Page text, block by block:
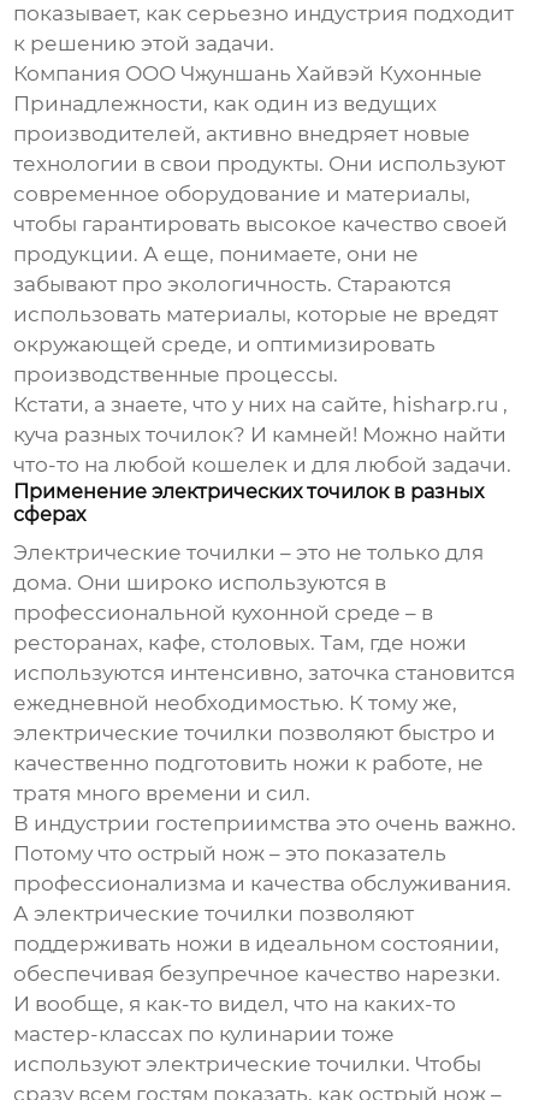
показывает, как серьезно индустрия подходит
к решению этой задачи.
Компания ООО Чжуншань Хайвэй Кухонные
Принадлежности, как один из ведущих
производителей, активно внедряет новые
технологии в свои продукты. Они используют
современное оборудование и материалы,
чтобы гарантировать высокое качество своей
продукции. А еще, понимаете, они не
забывают про экологичность. Стараются
использовать материалы, которые не вредят
окружающей среде, и оптимизировать
производственные процессы.
Кстати, а знаете, что у них на сайте, hisharp.ru ,
куча разных точилок? И камней! Можно найти
что-то на любой кошелек и для любой задачи.
Применение электрических точилок в разных
сферах
Электрические точилки – это не только для
дома. Они широко используются в
профессиональной кухонной среде – в
ресторанах, кафе, столовых. Там, где ножи
используются интенсивно, заточка становится
ежедневной необходимостью. К тому же,
электрические точилки позволяют быстро и
качественно подготовить ножи к работе, не
тратя много времени и сил.
В индустрии гостеприимства это очень важно.
Потому что острый нож – это показатель
профессионализма и качества обслуживания.
А электрические точилки позволяют
поддерживать ножи в идеальном состоянии,
обеспечивая безупречное качество нарезки.
И вообще, я как-то видел, что на каких-то
мастер-классах по кулинарии тоже
используют электрические точилки. Чтобы
сразу всем гостям показать, как острый нож –